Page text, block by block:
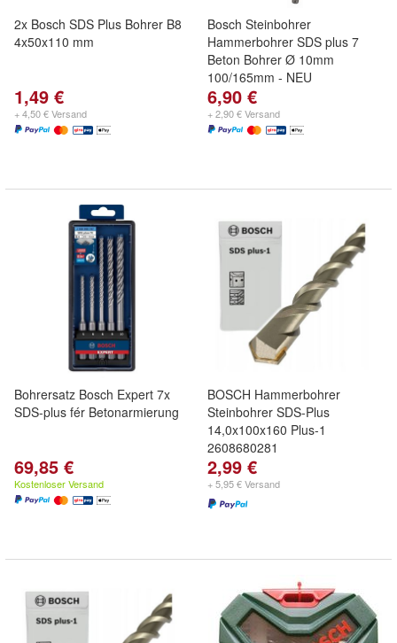
2x Bosch SDS Plus Bohrer B8
4x50x110 mm
1,49 €
+ 4,50 € Versand
Bosch Steinbohrer
Hammerbohrer SDS plus 7
Beton Bohrer Ø 10mm
100/165mm - NEU
6,90 €
+ 2,90 € Versand
Bohrersatz Bosch Expert 7x
SDS-plus fér Betonarmierung
69,85 €
Kostenloser Versand
BOSCH Hammerbohrer
Steinbohrer SDS-Plus
14,0x100x160 Plus-1
2608680281
2,99 €
+ 5,95 € Versand